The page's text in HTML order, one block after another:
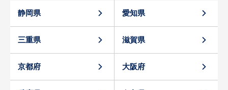
静岡県 愛知県
三重県 滋賀県
京都府 大阪府